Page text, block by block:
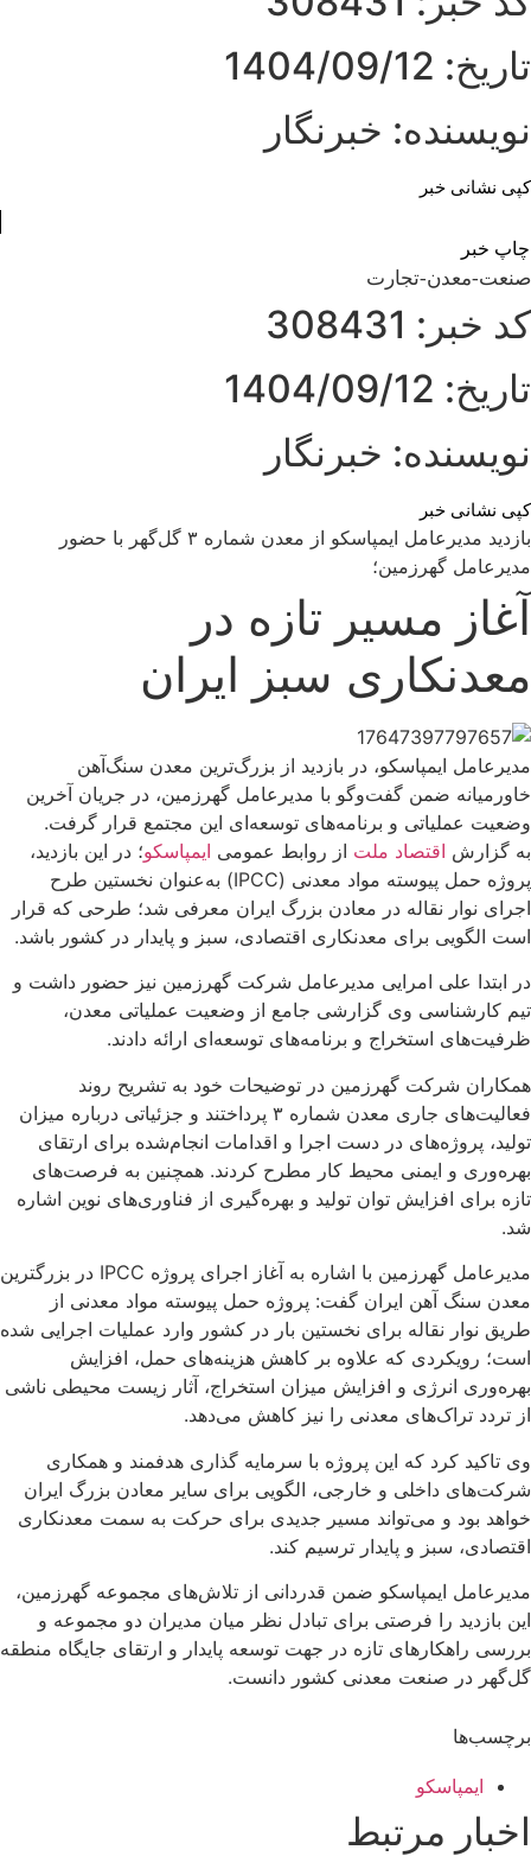
تاریخ: 1404/09/12
نویسنده: خبرنگار
کپی نشانی خبر
چاپ خبر
صنعت-معدن-تجارت
کد خبر: 308431
تاریخ: 1404/09/12
نویسنده: خبرنگار
کپی نشانی خبر
بازدید مدیرعامل ایمپاسکو از معدن شماره ۳ گل‌گهر با حضور
مدیرعامل گهرزمین؛
آغاز مسیر تازه در
معدنکاری سبز ایران
مدیرعامل ایمپاسکو، در بازدید از بزرگ‌ترین معدن سنگ‌آهن
خاورمیانه ضمن گفت‌وگو با مدیرعامل گهرزمین، در جریان آخرین
وضعیت عملیاتی و برنامه‌های توسعه‌ای این مجتمع قرار گرفت.
به گزارش اقتصاد ملت از روابط عمومی ایمپاسکو؛ در این بازدید،
پروژه حمل پیوسته مواد معدنی (IPCC) به‌عنوان نخستین طرح
اجرای نوار نقاله در معادن بزرگ ایران معرفی شد؛ طرحی که قرار
است الگویی برای معدنکاری اقتصادی، سبز و پایدار در کشور باشد.
در ابتدا علی امرایی مدیرعامل شرکت گهرزمین نیز حضور داشت و
تیم کارشناسی وی گزارشی جامع از وضعیت عملیاتی معدن،
ظرفیت‌های استخراج و برنامه‌های توسعه‌ای ارائه دادند.
همکاران شرکت گهرزمین در توضیحات خود به تشریح روند
فعالیت‌های جاری معدن شماره ۳ پرداختند و جزئیاتی درباره میزان
تولید، پروژه‌های در دست اجرا و اقدامات انجام‌شده برای ارتقای
بهره‌وری و ایمنی محیط کار مطرح کردند. همچنین به فرصت‌های
تازه برای افزایش توان تولید و بهره‌گیری از فناوری‌های نوین اشاره
شد.
مدیرعامل گهرزمین با اشاره به آغاز اجرای پروژه IPCC در بزرگترین
معدن سنگ آهن ایران گفت: پروژه حمل پیوسته مواد معدنی از
طریق نوار نقاله برای نخستین بار در کشور وارد عملیات اجرایی شده
است؛ رویکردی که علاوه بر کاهش هزینه‌های حمل، افزایش
بهره‌وری انرژی و افزایش میزان استخراج، آثار زیست محیطی ناشی
از تردد تراک‌های معدنی را نیز کاهش می‌دهد.
وی تاکید کرد که این پروژه با سرمایه گذاری هدفمند و همکاری
شرکت‌های داخلی و خارجی، الگویی برای سایر معادن بزرگ ایران
خواهد بود و می‌تواند مسیر جدیدی برای حرکت به سمت معدنکاری
اقتصادی، سبز و پایدار ترسیم کند.
مدیرعامل ایمپاسکو ضمن قدردانی از تلاش‌های مجموعه گهرزمین،
این بازدید را فرصتی برای تبادل نظر میان مدیران دو مجموعه و
بررسی راهکارهای تازه در جهت توسعه پایدار و ارتقای جایگاه منطقه
گل‌گهر در صنعت معدنی کشور دانست.
برچسب‌ها
ایمپاسکو
اخبار مرتبط